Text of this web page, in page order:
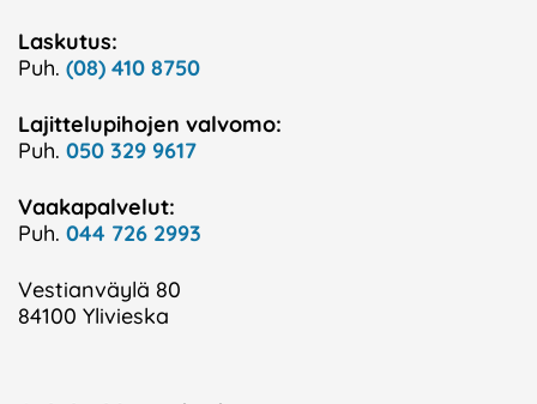
Laskutus:
Puh. (08) 410 8750
Lajittelupihojen valvomo:
Puh. 050 329 9617
Vaakapalvelut:
Puh. 044 726 2993
Vestianväylä 80
84100 Ylivieska